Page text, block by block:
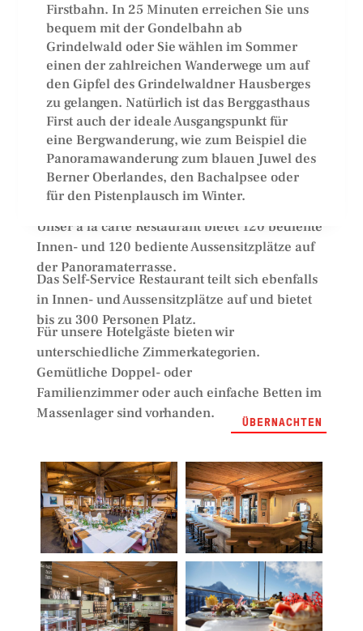
Firstbahn. In 25 Minuten erreichen Sie uns
bequem mit der Gondelbahn ab
Grindelwald oder Sie wählen im Sommer
einen der zahlreichen Wanderwege um auf
den Gipfel des Grindelwaldner Hausberges
zu gelangen. Natürlich ist das Berggasthaus
First auch der ideale Ausgangspunkt für
eine Bergwanderung, wie zum Beispiel die
Panoramawanderung zum blauen Juwel des
Berner Oberlandes, den Bachalpsee oder
für den Pistenplausch im Winter.
Unser à la carte Restaurant bietet 120 bediente
Innen- und 120 bediente Aussensitzplätze auf
der Panoramaterrasse.
Das Self-Service Restaurant teilt sich ebenfalls
in Innen- und Aussensitzplätze auf und bietet
bis zu 300 Personen Platz.
Für unsere Hotelgäste bieten wir
unterschiedliche Zimmerkategorien.
Gemütliche Doppel- oder
Familienzimmer oder auch einfache Betten im
Massenlager sind vorhanden.
ÜBERNACHTEN